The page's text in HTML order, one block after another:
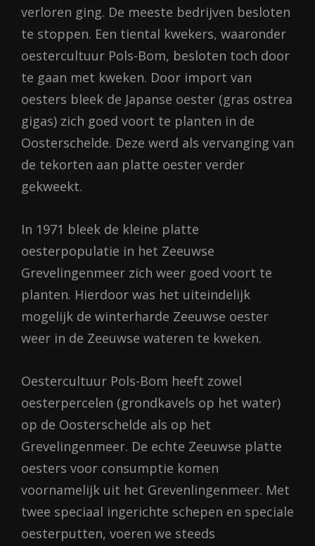
verloren ging. De meeste bedrijven besloten
te stoppen. Een tiental kwekers, waaronder
oestercultuur Pols-Bom, besloten toch door
te gaan met kweken. Door import van
oesters bleek de Japanse oester (gras ostrea
gigas) zich goed voort te planten in de
Oosterschelde. Deze werd als vervanging van
de tekorten aan platte oester verder
gekweekt.
In 1971 bleek de kleine platte
oesterpopulatie in het Zeeuwse
Grevelingenmeer zich weer goed voort te
planten. Hierdoor was het uiteindelijk
mogelijk de winterharde Zeeuwse oester
weer in de Zeeuwse wateren te kweken.
Oestercultuur Pols-Bom heeft zowel
oesterpercelen (grondkavels op het water)
op de Oosterschelde als op het
Grevelingenmeer. De echte Zeeuwse platte
oesters voor consumptie komen
voornamelijk uit het Grevenlingenmeer. Met
twee speciaal ingerichte schepen en speciale
oesterputten, voeren we steeds